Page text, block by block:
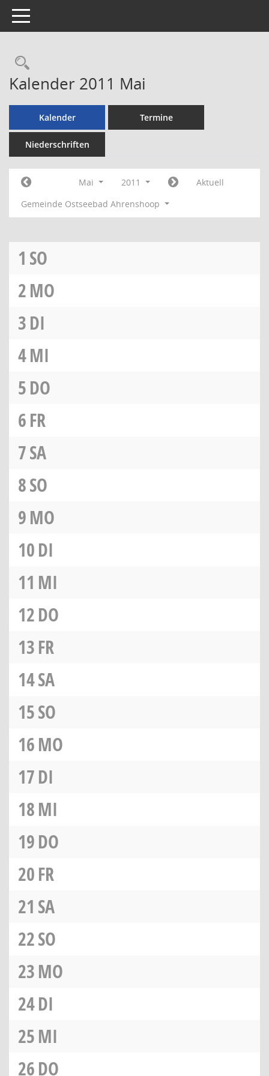
Toggle navigation
Rechercheauswahl
Kalender 2011 Mai
Kalender Termine
Niederschriften
Mai 2011
Aktuell
Gemeinde Ostseebad Ahrenshoop
1 SO
2MO
3DI
4MI
5DO
6FR
7SA
8SO
9MO
10DI
11 MI
12DO
13FR
14SA
15SO
16MO
17DI
18MI
19DO
20FR
21 SA
22SO
23MO
24DI
25MI
26DO